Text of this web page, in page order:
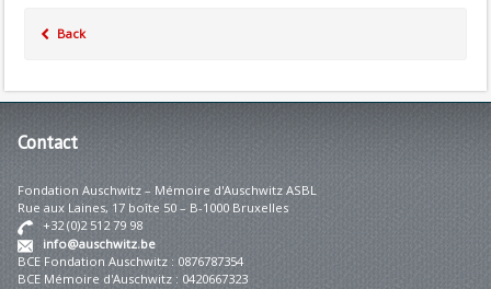
Back
Contact
Fondation Auschwitz – Mémoire d'Auschwitz ASBL
Rue aux Laines, 17 boîte 50 – B-1000 Bruxelles
+32 (0)2 512 79 98
info@auschwitz.be
BCE Fondation Auschwitz : 0876787354
BCE Mémoire d'Auschwitz : 0420667323